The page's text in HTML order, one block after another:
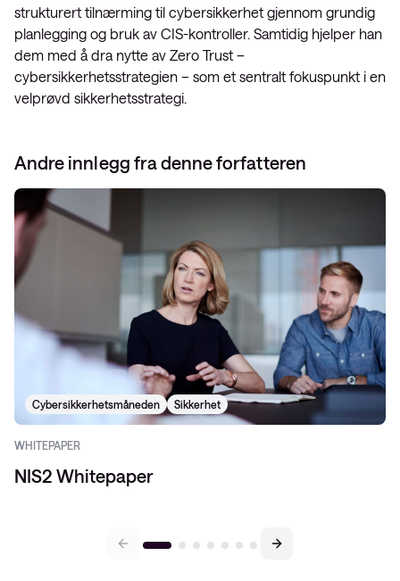
strukturert tilnærming til cybersikkerhet gjennom grundig
planlegging og bruk av CIS-kontroller. Samtidig hjelper han
dem med å dra nytte av Zero Trust –
cybersikkerhetsstrategien – som et sentralt fokuspunkt i en
velprøvd sikkerhetsstrategi.
Andre innlegg fra denne forfatteren
Cybersikkerhetsmåneden Sikkerhet
WHITEPAPER
NIS2 Whitepaper